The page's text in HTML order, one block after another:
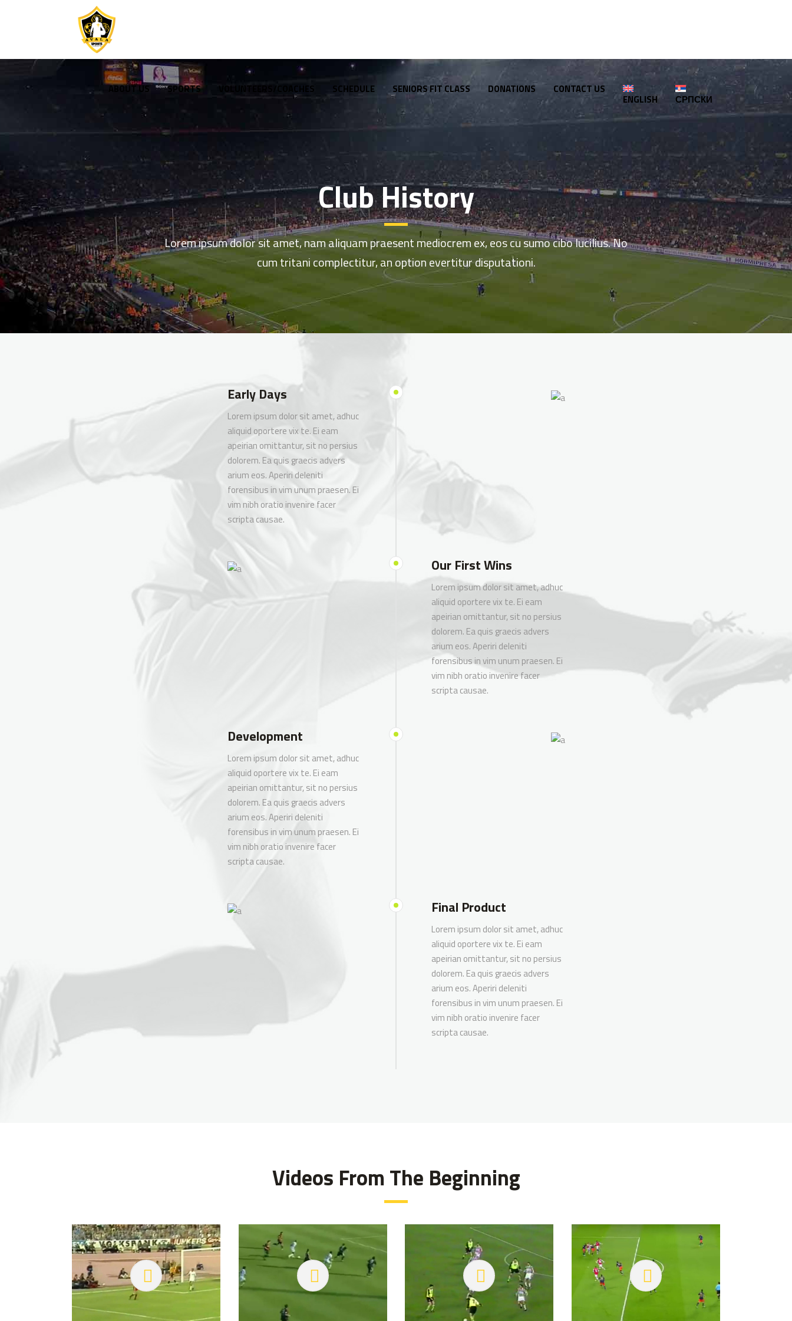
ABOUT US SPORTS VOLUNTEERS/COACHES SCHEDULE SENIORS FIT CLASS DONATIONS
CONTACT US
ENGLISH
СРПСКИ
Club History
Lorem ipsum dolor sit amet, nam aliquam praesent mediocrem ex, eos cu sumo cibo lucilius. No
cum tritani complectitur, an option evertitur disputationi.
Early Days
Lorem ipsum dolor sit amet, adhuc
aliquid oportere vix te. Ei eam
apeirian omittantur, sit no persius
dolorem. Ea quis graecis advers
arium eos. Aperiri deleniti
forensibus in vim unum praesen. Ei
vim nibh oratio invenire facer
scripta causae.
Our First Wins
Lorem ipsum dolor sit amet, adhuc
aliquid oportere vix te. Ei eam
apeirian omittantur, sit no persius
dolorem. Ea quis graecis advers
arium eos. Aperiri deleniti
forensibus in vim unum praesen. Ei
vim nibh oratio invenire facer
scripta causae.
Development
Lorem ipsum dolor sit amet, adhuc
aliquid oportere vix te. Ei eam
apeirian omittantur, sit no persius
dolorem. Ea quis graecis advers
arium eos. Aperiri deleniti
forensibus in vim unum praesen. Ei
vim nibh oratio invenire facer
scripta causae.
Final Product
Lorem ipsum dolor sit amet, adhuc
aliquid oportere vix te. Ei eam
apeirian omittantur, sit no persius
dolorem. Ea quis graecis advers
arium eos. Aperiri deleniti
forensibus in vim unum praesen. Ei
vim nibh oratio invenire facer
scripta causae.
Videos From The Beginning